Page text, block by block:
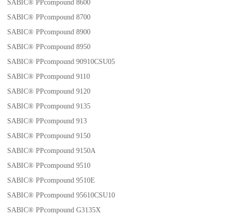
SABIC® PPcompound 8600
SABIC® PPcompound 8700
SABIC® PPcompound 8900
SABIC® PPcompound 8950
SABIC® PPcompound 90910CSU05
SABIC® PPcompound 9110
SABIC® PPcompound 9120
SABIC® PPcompound 9135
SABIC® PPcompound 913
SABIC® PPcompound 9150
SABIC® PPcompound 9150A
SABIC® PPcompound 9510
SABIC® PPcompound 9510E
SABIC® PPcompound 95610CSU10
SABIC® PPcompound G3135X